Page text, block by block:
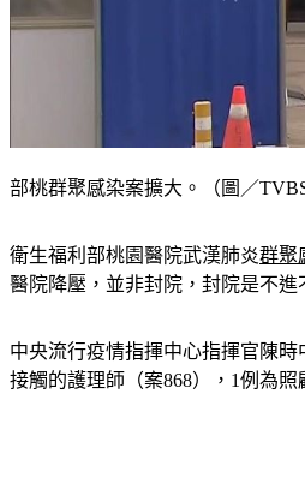
部桃群聚感染案擴大。（圖／TVBS
衛生福利部桃園醫院武漢肺炎群聚
醫院降壓，並非封院，封院是不進
中央流行疫情指揮中心指揮官陳
接觸的護理師（案868），1例為